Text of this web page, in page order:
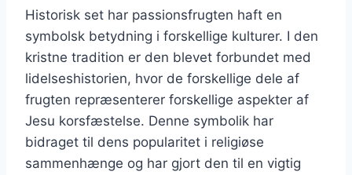
Historisk set har passionsfrugten haft en
symbolsk betydning i forskellige kulturer. I den
kristne tradition er den blevet forbundet med
lidelseshistorien, hvor de forskellige dele af
frugten repræsenterer forskellige aspekter af
Jesu korsfæstelse. Denne symbolik har
bidraget til dens popularitet i religiøse
sammenhænge og har gjort den til en vigtig